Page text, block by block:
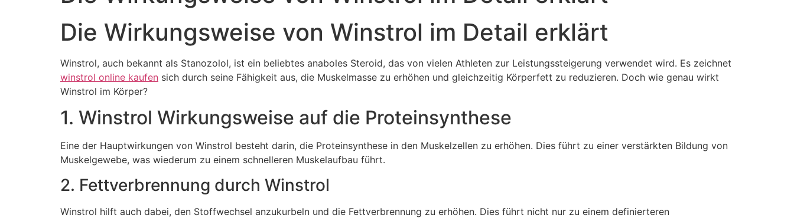
Die Wirkungsweise von Winstrol im Detail erklärt
Winstrol, auch bekannt als Stanozolol, ist ein beliebtes anaboles Steroid, das von vielen Athleten zur Leistungssteigerung verwendet wird. Es zeichnet
winstrol online kaufen sich durch seine Fähigkeit aus, die Muskelmasse zu erhöhen und gleichzeitig Körperfett zu reduzieren. Doch wie genau wirkt
Winstrol im Körper?
1. Winstrol Wirkungsweise auf die Proteinsynthese
Eine der Hauptwirkungen von Winstrol besteht darin, die Proteinsynthese in den Muskelzellen zu erhöhen. Dies führt zu einer verstärkten Bildung von
Muskelgewebe, was wiederum zu einem schnelleren Muskelaufbau führt.
2. Fettverbrennung durch Winstrol
Winstrol hilft auch dabei, den Stoffwechsel anzukurbeln und die Fettverbrennung zu erhöhen. Dies führt nicht nur zu einem definierteren